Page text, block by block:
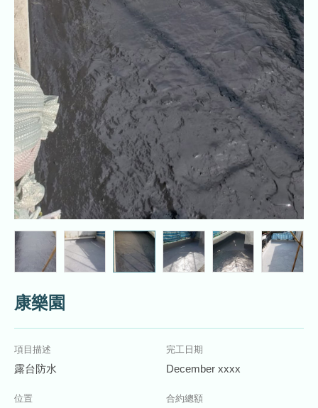
康樂園
項目描述
露台防水
完工日期
December xxxx
位置 合約總額